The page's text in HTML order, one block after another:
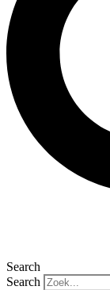
Search
Search